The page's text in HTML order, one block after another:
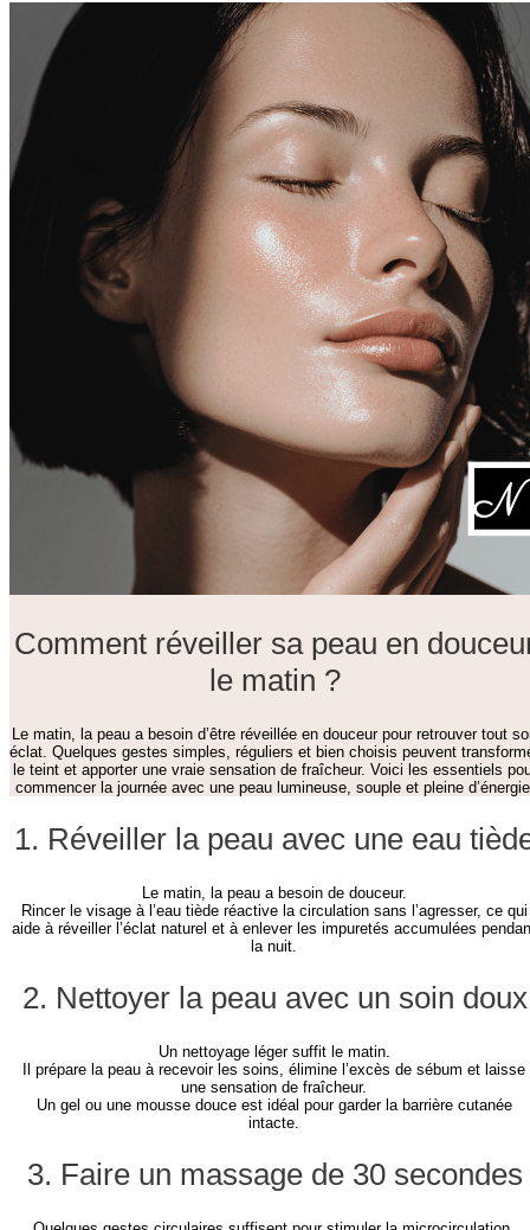
Comment réveiller sa peau en
le matin ?
Le matin, la peau a besoin d’être réveillée en douceur pour retrouver tout
éclat. Quelques gestes simples, réguliers et bien choisis peuvent
le teint et apporter une vraie sensation de fraîcheur. Voici les essentiels
commencer la journée avec une peau lumineuse, souple et pleine
1. Réveiller la peau avec une eau
Le matin, la peau a besoin de douceur.
Rincer le visage à l’eau tiède réactive la circulation sans l’agresser, ce qui
aide à réveiller l’éclat naturel et à enlever les impuretés accumulées
la nuit.
2. Nettoyer la peau avec un soin doux
Un nettoyage léger suffit le matin.
Il prépare la peau à recevoir les soins, élimine l’excès de sébum et laisse
une sensation de fraîcheur.
Un gel ou une mousse douce est idéal pour garder la barrière cutanée
intacte.
3. Faire un massage de 30 secondes